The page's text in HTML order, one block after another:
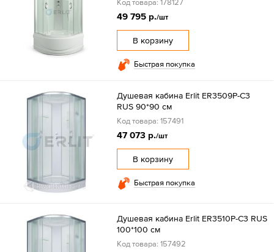
Код товара: 178127
49 795 р./шт
В корзину
Быстрая покупка
Душевая кабина Erlit ER3509P-C3
RUS 90*90 см
Код товара: 157491
47 073 р./шт
В корзину
Быстрая покупка
Душевая кабина Erlit ER3510P-C3 RUS
100*100 см
Код товара: 157492